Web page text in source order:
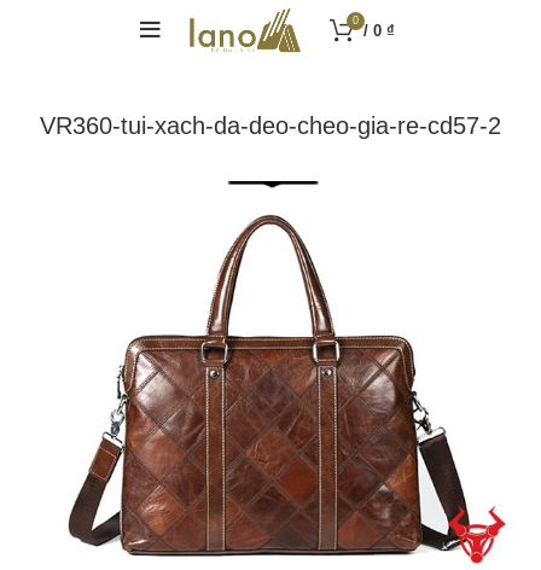
0
/ 0 ₫
VR360-tui-xach-da-deo-cheo-gia-re-cd57-2